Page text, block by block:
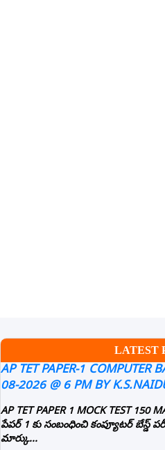
LATEST
AP TET PAPER-1 COMPUTER
08-2026 @ 6 PM BY
AP TET PAPER 1 MOCK TEST 150
పేపర్ 1 కు సంబంధించి కంప్యూటర్ బేస్డ్
మార్కు...